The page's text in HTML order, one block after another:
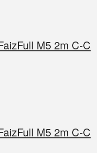
M5 2m C-C
M5 2m C-C